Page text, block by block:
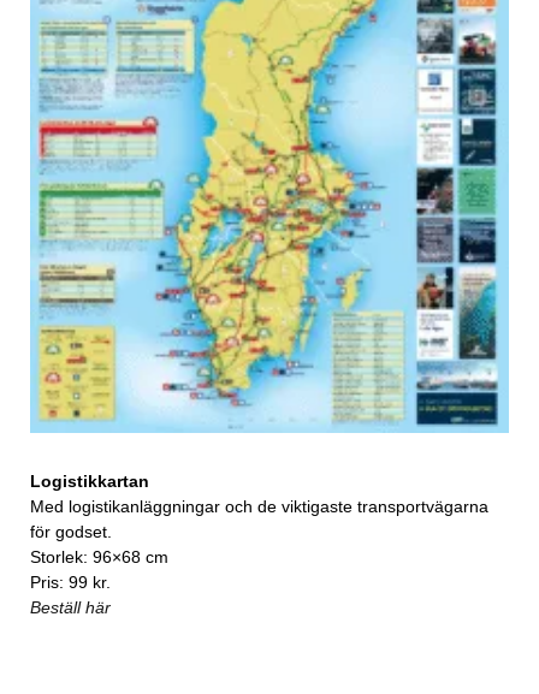
Logistikkartan
Med logistikanläggningar och de viktigaste transportvägarna
för godset.
Storlek: 96×68 cm
Pris: 99 kr.
Beställ här